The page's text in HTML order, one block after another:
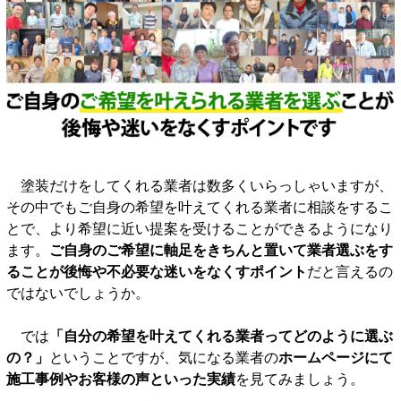
塗装だけをしてくれる業者は数多くいらっしゃいますが、
その中でもご自身の希望を叶えてくれる業者に相談をするこ
とで、より希望に近い提案を受けることができるようになり
ます。 ご自身のご希望に軸足をきちんと置いて業者選ぶをす
ることが後悔や不必要な迷いをなくすポイント だと言えるの
ではないでしょうか。
では 「自分の希望を叶えてくれる業者ってどのように選ぶ
の？」 ということですが、気になる業者のホームページにて
施工事例やお客様の声といった実績を見てみましょう。